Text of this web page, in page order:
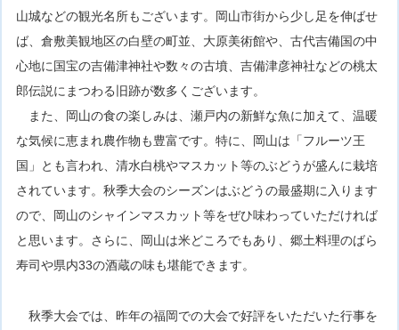
山城などの観光名所もございます。岡山市街から少し足を伸ばせ
ば、倉敷美観地区の白壁の町並、大原美術館や、古代吉備国の中
心地に国宝の吉備津神社や数々の古墳、吉備津彦神社などの桃太
郎伝説にまつわる旧跡が数多くございます。
また、岡山の食の楽しみは、瀬戸内の新鮮な魚に加えて、温暖
な気候に恵まれ農作物も豊富です。特に、岡山は「フルーツ王
国」とも言われ、清水白桃やマスカット等のぶどうが盛んに栽培
されています。秋季大会のシーズンはぶどうの最盛期に入ります
ので、岡山のシャインマスカット等をぜひ味わっていただければ
と思います。さらに、岡山は米どころでもあり、郷土料理のばら
寿司や県内33の酒蔵の味も堪能できます。
秋季大会では、昨年の福岡での大会で好評をいただいた行事を